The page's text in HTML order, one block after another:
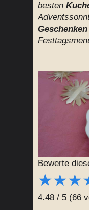
Bewerte
★★★
4.48 / 5 (66
besten
Geschenken